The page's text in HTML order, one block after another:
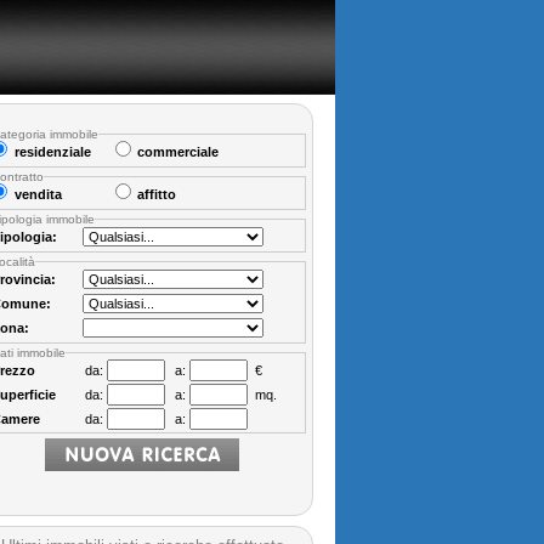
immobile
residenziale commerciale
vendita affitto
immobile
immobile
da: a:
€
da: a:
mq.
da: a: